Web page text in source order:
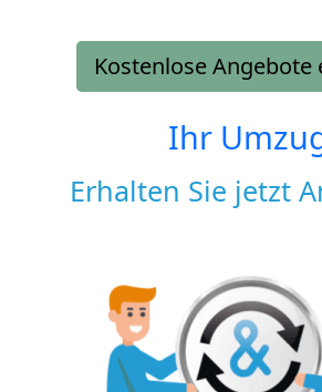
Kostenlose Angebote
Ihr
Erhalten Sie jetzt